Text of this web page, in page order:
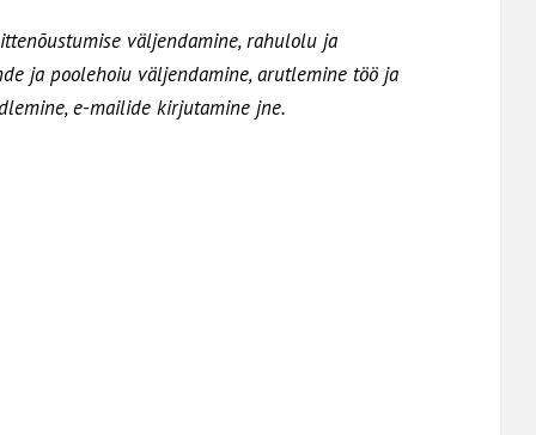
väljendamine, rahulolu ja
ja poolehoiu väljendamine, arutlemine töö ja
e-mailide kirjutamine jne.